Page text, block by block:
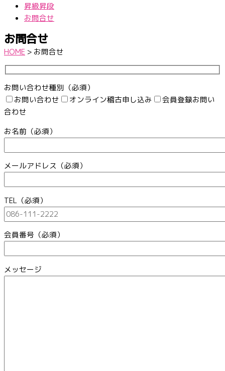
昇級昇段
お問合せ
お問合せ
HOME > お問合せ
お問い合わせ種別（必須）
お問い合わせ
オンライン稽古申し込み
会員登録お問い
合わせ
お名前（必須）
メールアドレス（必須）
TEL（必須）
会員番号（必須）
メッセージ